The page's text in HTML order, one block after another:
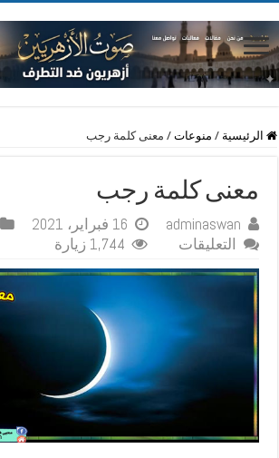
الرئيسية / منوعات / معنى كلمة رجب
معنى كلمة رجب
adminaswan 16 فبراير، 2021
التعليقات
كلمة
رجب
مغلقة
1,744 زيارة